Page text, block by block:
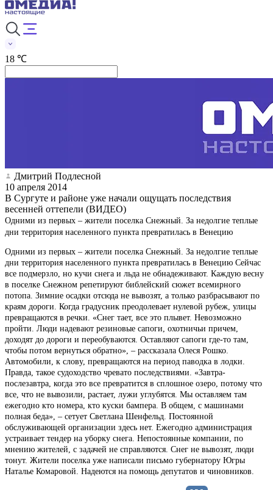
18 ℃
Дмитрий Подлесной
10 апреля 2014
В Сургуте и районе уже начали ощущать последствия
весенней оттепели (ВИДЕО)
Одними из первых – жители поселка Снежный. За недолгие теплые
дни территория населенного пункта превратилась в Венецию
Одними из первых – жители поселка Снежный. За недолгие теплые
дни территория населенного пункта превратилась в Венецию Сейчас
все подмерзло, но кучи снега и льда не обнадеживают. Каждую весну
в поселке Снежном репетируют библейский сюжет всемирного
потопа. Зимние осадки отсюда не вывозят, а только разбрасывают по
краям дороги. Когда градусник преодолевает нулевой рубеж, улицы
превращаются в речки. «Снег тает, все это плывет. Невозможно
пройти. Люди надевают резиновые сапоги, охотничьи причем,
доходят до дороги и переобуваются. Оставляют сапоги где-то там,
чтобы потом вернуться обратно», – рассказала Олеся Рошко.
Автомобили, к слову, превращаются на период паводка в лодки.
Правда, такое судоходство чревато последствиями. «Завтра-
послезавтра, когда это все превратится в сплошное озеро, потому что
все, что не вывозили, растает, лужи углубятся. Мы оставляем там
ежегодно кто номера, кто куски бампера. В общем, с машинами
полная беда», – сетует Светлана Шенфельд. Постоянной
обслуживающей организации здесь нет. Ежегодно администрация
устраивает тендер на уборку снега. Непостоянные компании, по
мнению жителей, с задачей не справляются. Снег не вывозят, люди
тонут. Жители поселка уже написали письмо губернатору Югры
Наталье Комаровой. Надеются на помощь депутатов и чиновников.